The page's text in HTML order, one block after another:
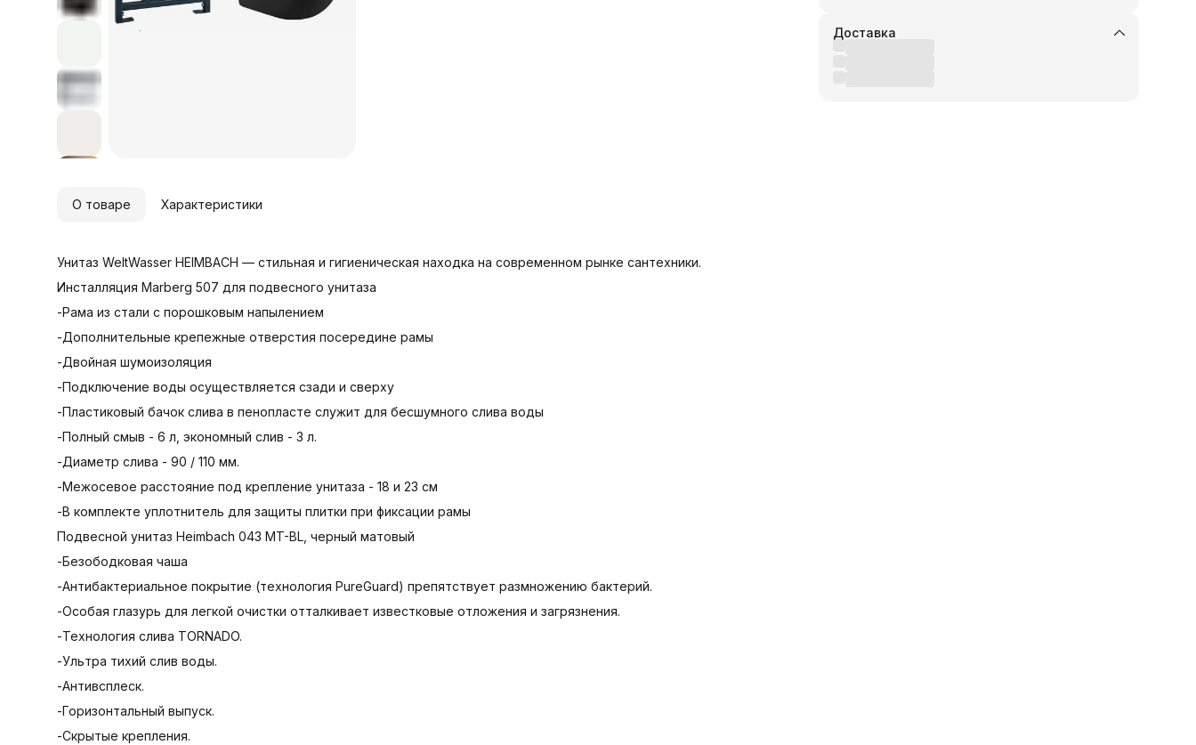
Доставка
О товаре Характеристики
Унитаз WeltWasser HEIMBACH — стильная и гигиеническая находка на современном рынке сантехники.
Инсталляция Marberg 507 для подвесного унитаза
-Рама из стали с порошковым напылением
-Дополнительные крепежные отверстия посередине рамы
-Двойная шумоизоляция
-Подключение воды осуществляется сзади и сверху
-Пластиковый бачок слива в пенопласте служит для бесшумного слива воды
-Полный смыв - 6 л, экономный слив - 3 л.
-Диаметр слива - 90 / 110 мм.
-Межосевое расстояние под крепление унитаза - 18 и 23 см
-В комплекте уплотнитель для защиты плитки при фиксации рамы
Подвесной унитаз Heimbach 043 MT-BL, черный матовый
-Безободковая чаша
-Антибактериальное покрытие (технология PureGuard) препятствует размножению бактерий.
-Особая глазурь для легкой очистки отталкивает известковые отложения и загрязнения.
-Технология слива TORNADO.
-Ультра тихий слив воды.
-Антивсплеск.
-Горизонтальный выпуск.
-Скрытые крепления.